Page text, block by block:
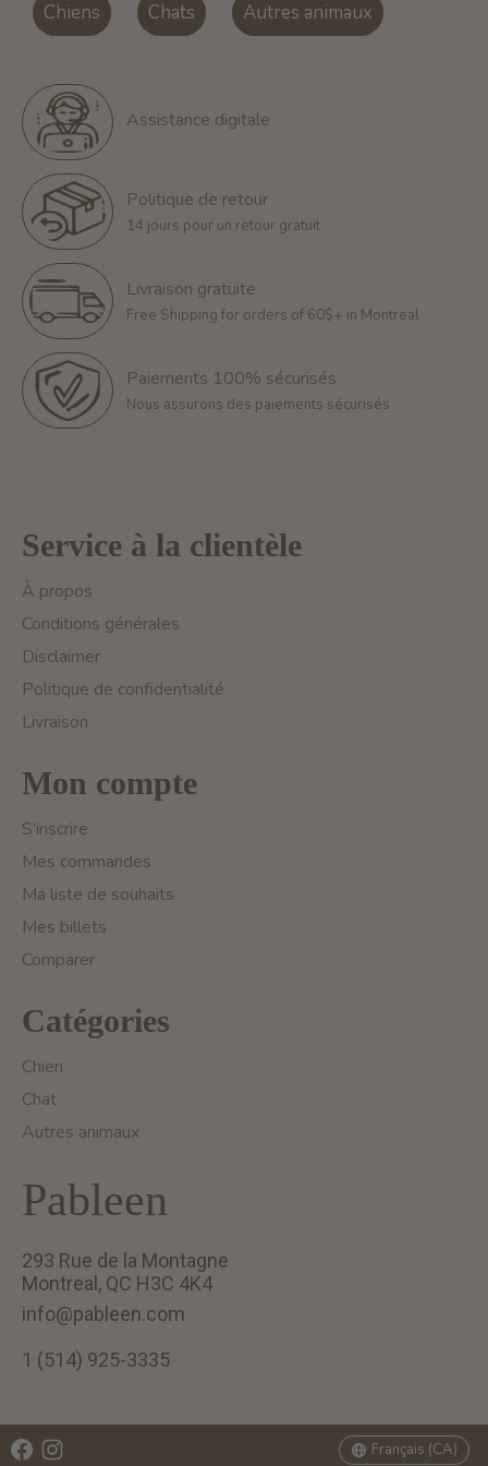
Chiens Chats Autres animaux
Assistance digitale
Politique de retour
14 jours pour un retour gratuit
Livraison gratuite
Free Shipping for orders of 60$+ in Montreal
Paiements 100% sécurisés
Nous assurons des paiements sécurisés
Service à la clientèle
À propos
Conditions générales
Disclaimer
Politique de confidentialité
Livraison
Mon compte
S'inscrire
Mes commandes
Ma liste de souhaits
Mes billets
Comparer
Catégories
Chien
Chat
Autres animaux
Pableen
293 Rue de la Montagne
Montreal, QC H3C 4K4
info@pableen.com
1 (514) 925-3335
Français (CA)